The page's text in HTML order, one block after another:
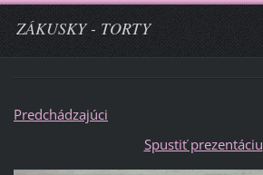
ZÁKUSKY - TORTY
Predchádzajúci
Spustiť prezentáciu